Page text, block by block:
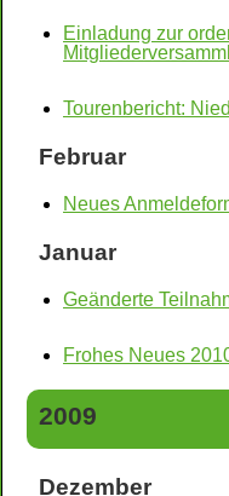
Einladung zur
Tourenbericht:
Februar
Neues
Januar
Geänderte
Frohes Neues
2009
Dezember